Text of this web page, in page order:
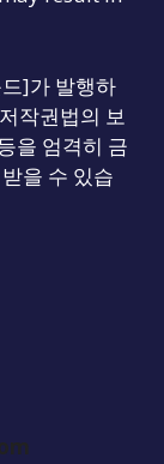
]가 발행하
작권법의 보
을 엄격히 금
을 수 있습